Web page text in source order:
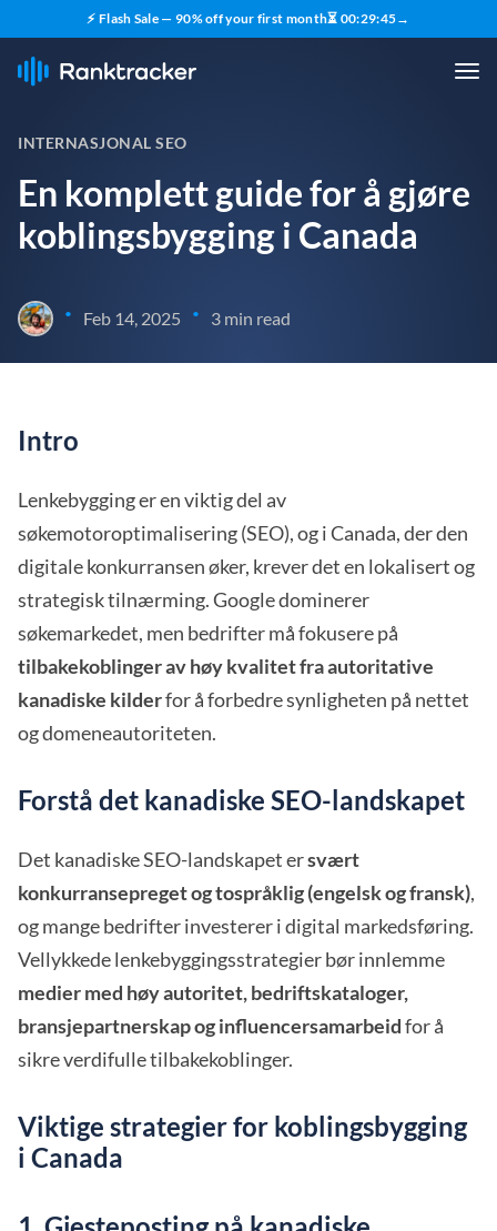
⚡ Flash Sale — 90% off your first month⏳ 00:29:44→
INTERNASJONAL SEO
En komplett guide for å gjøre
koblingsbygging i Canada
• Feb 14, 2025 • 3 min read
Intro
Lenkebygging er en viktig del av
søkemotoroptimalisering (SEO), og i Canada, der den
digitale konkurransen øker, krever det en lokalisert og
strategisk tilnærming. Google dominerer
søkemarkedet, men bedrifter må fokusere på
tilbakekoblinger av høy kvalitet fra autoritative
kanadiske kilderfor å forbedre synligheten på nettet
og domeneautoriteten.
Forstå det kanadiske SEO-landskapet
Det kanadiske SEO-landskapet ersvært
konkurransepreget og tospråklig (engelsk og fransk),
og mange bedrifter investerer i digital markedsføring.
Vellykkede lenkebyggingsstrategier bør innlemme
medier med høy autoritet, bedriftskataloger,
bransjepartnerskap og influencersamarbeidfor å
sikre verdifulle tilbakekoblinger.
Viktige strategier for koblingsbygging
i Canada